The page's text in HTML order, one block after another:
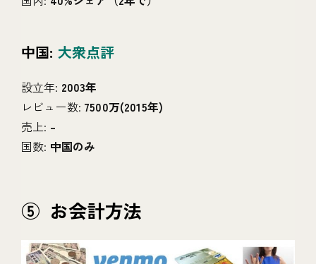
中国: 大衆点評
設立年: 2003年
レビュー数: 7500万(2015年)
売上: –
国数: 中国のみ
⑤ お会計方法